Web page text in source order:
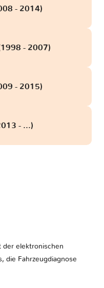
- 2014)
- 2007)
- 2015)
- ...)
elektronischen
die Fahrzeugdiagnose